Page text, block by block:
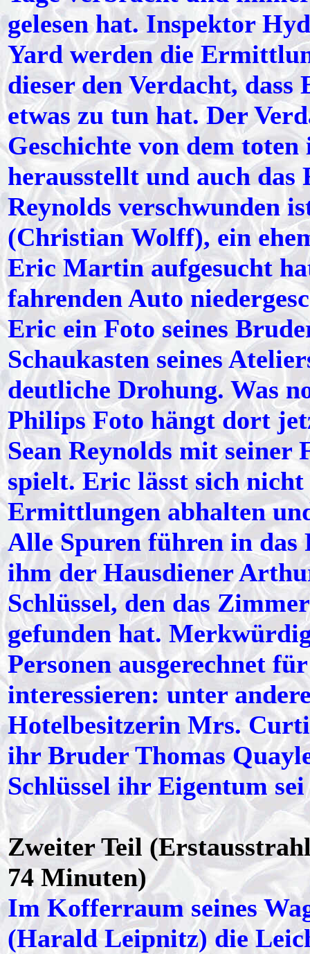
gelesen hat. Inspektor
Yard werden die
dieser den Verdacht,
etwas zu tun hat. Der
Geschichte von dem
herausstellt und auch das
Reynolds verschwunden
(Christian Wolff), ein
Eric Martin aufgesucht
fahrenden Auto
Eric ein Foto seines
Schaukasten seines
deutliche Drohung. Was
Philips Foto hängt dort
Sean Reynolds mit
spielt. Eric lässt sich nicht
Ermittlungen abhalten
Alle Spuren führen in
ihm der Hausdiener
Schlüssel, den das
gefunden hat.
Personen ausgerechnet
interessieren: unter
Hotelbesitzerin Mrs.
ihr Bruder Thomas
Schlüssel ihr Eigentum
Zweiter Teil
74 Minuten)
Im Kofferraum seines
(Harald Leipnitz) die